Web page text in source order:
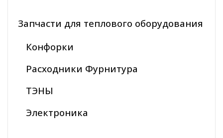
Запчасти для теплового оборудования
Конфорки
Расходники Фурнитура
ТЭНЫ
Электроника